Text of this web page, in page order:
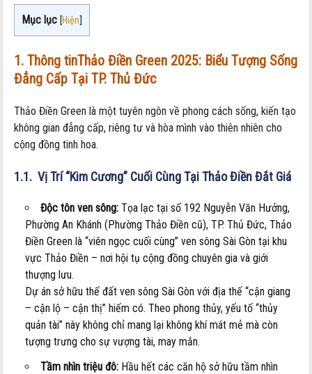
Mục lục [Hiện]
1. Thông tinThảo Điền Green 2025: Biểu Tượng Sống
Đẳng Cấp Tại TP. Thủ Đức
Thảo Điền Green là một tuyên ngôn về phong cách sống, kiến tạo
không gian đẳng cấp, riêng tư và hòa mình vào thiên nhiên cho
cộng đồng tinh hoa.
1.1. Vị Trí “Kim Cương” Cuối Cùng Tại Thảo Điền Đắt Giá
Độc tôn ven sông: Tọa lạc tại số 192 Nguyễn Văn Hưởng,
Phường An Khánh (Phường Thảo Điền cũ), TP. Thủ Đức, Thảo
Điền Green là “viên ngọc cuối cùng” ven sông Sài Gòn tại khu
vực Thảo Điền – nơi hội tụ cộng đồng chuyên gia và giới
thượng lưu.
Dự án sở hữu thế đất ven sông Sài Gòn với địa thế “cận giang
– cận lộ – cận thị” hiếm có. Theo phong thủy, yếu tố “thủy
quản tài” này không chỉ mang lại không khí mát mẻ mà còn
tượng trưng cho sự vượng tài, may mắn.
Tầm nhìn triệu đô: Hầu hết các căn hộ sở hữu tầm nhìn